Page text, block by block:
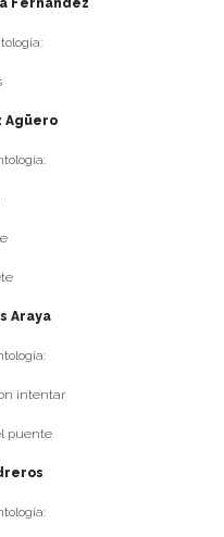
Fernández
Agüero
Araya
intentar
puente